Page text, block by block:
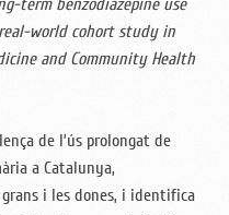
term benzodiazepine use
world cohort study in
and Community Health
de l’ús prolongat de
a Catalunya,
i les dones, i identifica